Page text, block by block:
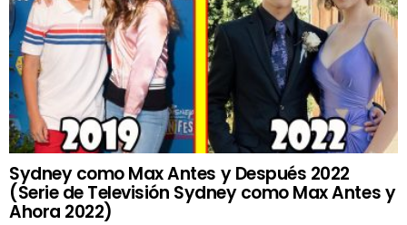
Sydney como Max Antes y Después 2022
(Serie de Televisión Sydney como Max Antes y
Ahora 2022)